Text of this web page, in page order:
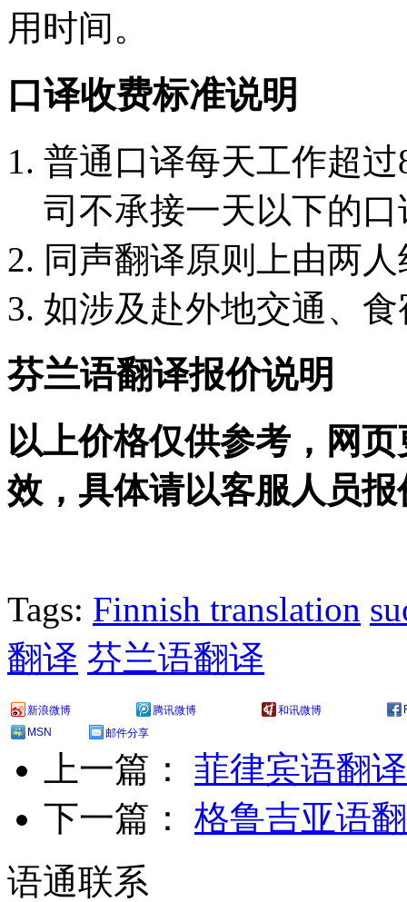
用时间。
口译收费标准说明
普通口译每天工作超
司不承接一天以下的
同声翻译原则上由两
如涉及赴外地交通、
芬兰语翻译报价说明
以上价格仅供参考，网
效，具体请以客服人员
Tags: Finnish translation
翻译 芬兰语翻译
新浪微博 腾讯微博 和讯微博
MSN
邮件分享
上一篇： 菲律宾语翻
下一篇： 格鲁吉亚语
语通联系